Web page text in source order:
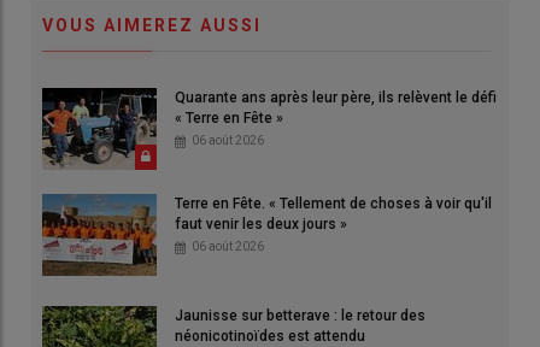
VOUS AIMEREZ AUSSI
Quarante ans après leur père, ils relèvent le défi
« Terre en Fête »
06 août 2026
Terre en Fête. « Tellement de choses à voir qu'il
faut venir les deux jours »
06 août 2026
Jaunisse sur betterave : le retour des
néonicotinoïdes est attendu